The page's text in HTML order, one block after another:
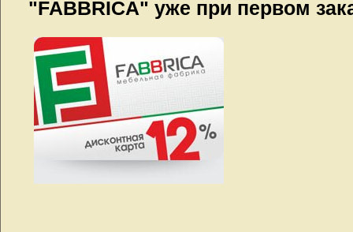
"FABBRICA" уже при первом